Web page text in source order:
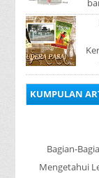
KUMPULAN
Bagian-
Mengetahui